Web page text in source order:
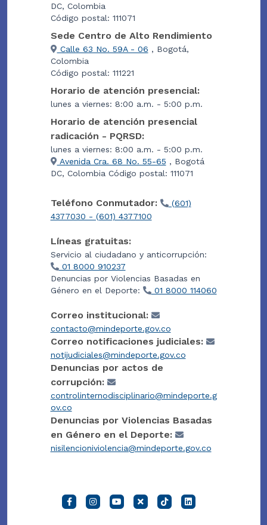
DC, Colombia
Código postal: 111071
Sede Centro de Alto Rendimiento
Calle 63 No. 59A - 06 , Bogotá,
Colombia
Código postal: 111221
Horario de atención presencial:
lunes a viernes: 8:00 a.m. - 5:00 p.m.
Horario de atención presencial
radicación - PQRSD:
lunes a viernes: 8:00 a.m. - 5:00 p.m.
Avenida Cra. 68 No. 55-65 , Bogotá
DC, Colombia Código postal: 111071
Teléfono Conmutador:
(601)
4377030 - (601) 4377100
Líneas gratuitas:
Servicio al ciudadano y anticorrupción:
01 8000 910237
Denuncias por Violencias Basadas en
Género en el Deporte:
01 8000 114060
Correo institucional:
contacto@mindeporte.gov.co
Correo notificaciones judiciales:
notijudiciales@mindeporte.gov.co
Denuncias por actos de
corrupción:
controlinternodisciplinario@mindeporte.g
ov.co
Denuncias por Violencias Basadas
en Género en el Deporte:
nisilencioniviolencia@mindeporte.gov.co